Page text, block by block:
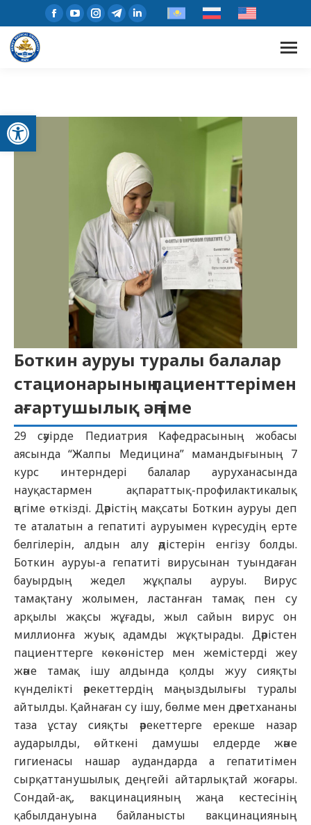
Open toolbar
Боткин ауруы туралы балалар
стационарының пациенттерімен
ағартушылық әңгіме
29 сәуірде Педиатрия Кафедрасының жобасы
аясында “Жалпы Медицина” мамандығының 7
курс интерндері балалар ауруханасында
науқастармен ақпараттық-профилактикалық
әңгіме өткізді. Дәрістің мақсаты Боткин ауруы деп
те аталатын а гепатиті ауруымен күресудің ерте
белгілерін, алдын алу әдістерін енгізу болды.
Боткин ауруы-а гепатиті вирусынан туындаған
бауырдың жедел жұқпалы ауруы. Вирус
тамақтану жолымен, ластанған тамақ пен су
арқылы жақсы жұғады, жыл сайын вирус он
миллионға жуық адамды жұқтырады. Дәрістен
пациенттерге көкөністер мен жемістерді жеу
және тамақ ішу алдында қолды жуу сияқты
күнделікті әрекеттердің маңыздылығы туралы
айтылды. Қайнаған су ішу, бөлме мен дәретхананы
таза ұстау сияқты әрекеттерге ерекше назар
аударылды, өйткені дамушы елдерде және
гигиенасы нашар аудандарда а гепатитімен
сырқаттанушылық деңгейі айтарлықтай жоғары.
Сондай-ақ, вакцинацияның жаңа кестесінің
қабылдануына байланысты вакцинацияның